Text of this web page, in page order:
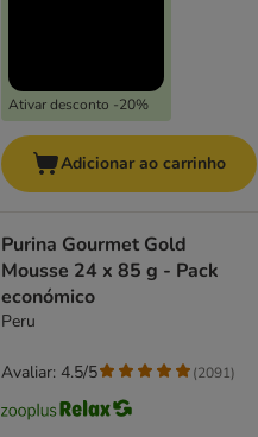
Ativar desconto -20%
Adicionar ao carrinho
Purina Gourmet Gold
Mousse 24 x 85 g - Pack
económico
Peru
Avaliar: 4.5/5 (2091)